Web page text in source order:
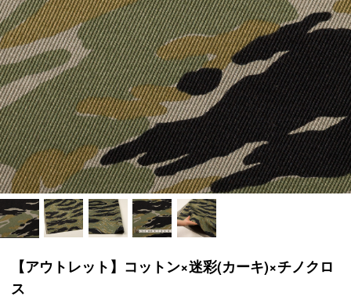
【アウトレット】コットン×迷彩(カーキ)×チノクロ
ス